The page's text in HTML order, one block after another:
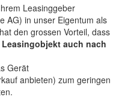
Leasinggeber
AG) in unser Eigentum als
den grossen Vorteil, dass
auch nach
Gerät
anbieten) zum geringen